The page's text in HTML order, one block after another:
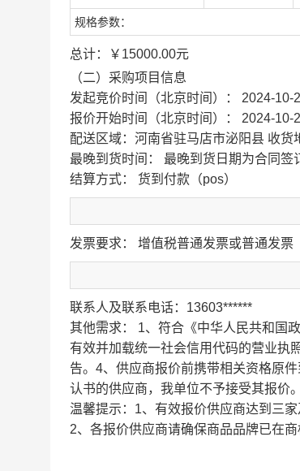
规格参数：
总计： ￥ 15000.00元
（二）采购项目信息
发起竞价时间（北京时间）： 2024-10-
报价开始时间（北京时间）： 2024-10-
配送区域：河南省驻马店市泌阳县 收货
最晚到货时间： 最晚到货日期为合同签
结算方式： 货到付款（pos）
发票要求： 增值税普通发票或普通发票
联系人及联系电话：13603******
其他需求：
1、符合《中华人民共和国
有效并加载统一社会信用代码的营业执
告。4、供应商报价前携带相关资格原
认书的供应商，我单位不予接受其报价
温馨提示：1、有效报价供应商达到三家
2、各报价供应商请确保商品品牌已在